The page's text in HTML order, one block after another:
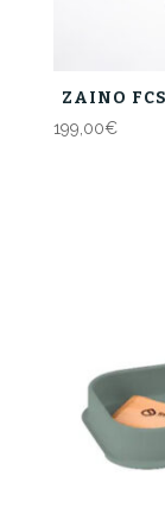
ZAINO
199,00€